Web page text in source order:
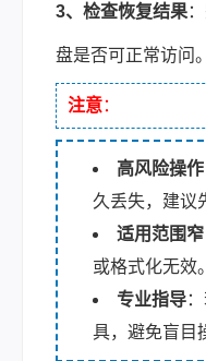
3、检查恢复结果
盘是否可正常访问。
注意：
高风险操作
久丢失，建议
适用范围窄
或格式化无效。
专业指导
具，避免盲目